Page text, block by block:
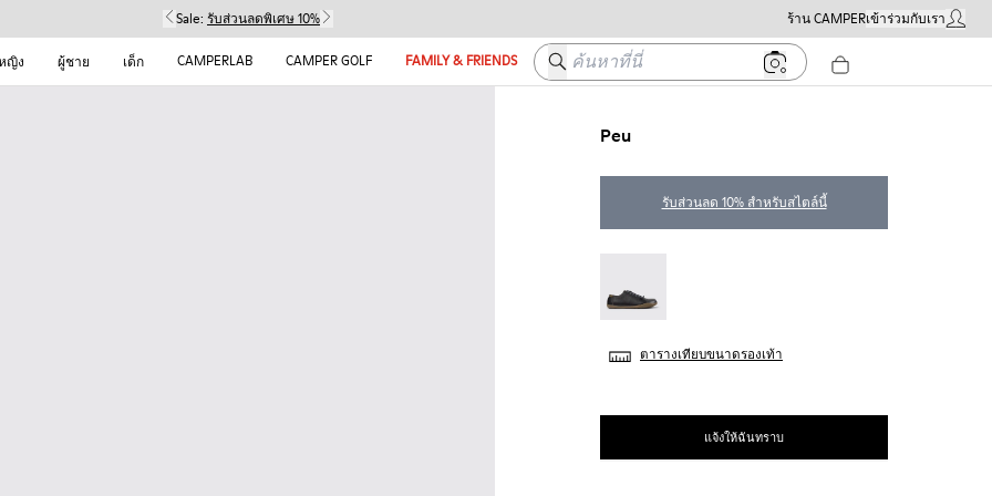
Sale: รับส่วนลดพิเศษ 10% ร้าน CAMPERเข้าร่วมกับเราบัญชีผู้ใ
ญิง
ผู้ชาย เด็ก CAMPERLAB CAMPER GOLF FAMILY & FRIENDS ค้นหาที่นี่
Peu
รับส่วนลด 10% สำหรับสไตล์นี้
ตารางเทียบขนาดรองเท้า
แจ้งให้ฉันทราบ